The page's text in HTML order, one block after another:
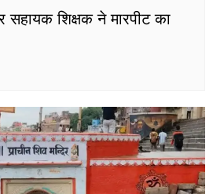
सहायक शिक्षक ने मारपीट का